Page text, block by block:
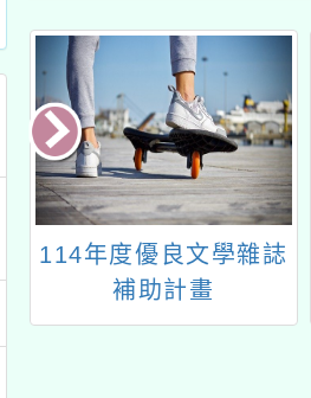
114年度優良文學雜誌
補助計畫